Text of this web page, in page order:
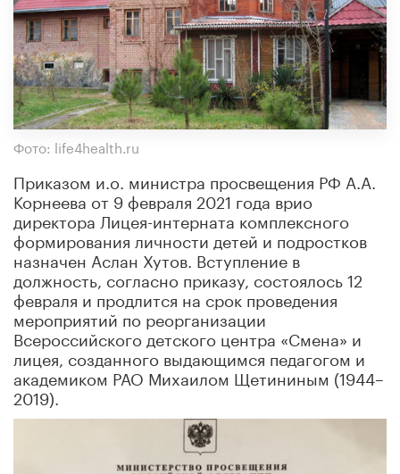
Фото: life4health.ru
Приказом и.о. министра просвещения РФ А.А.
Корнеева от 9 февраля 2021 года врио
директора Лицея-интерната комплексного
формирования личности детей и подростков
назначен Аслан Хутов. Вступление в
должность, согласно приказу, состоялось 12
февраля и продлится на срок проведения
мероприятий по реорганизации
Всероссийского детского центра «Смена» и
лицея, созданного выдающимся педагогом и
академиком РАО Михаилом Щетининым (1944–
2019).